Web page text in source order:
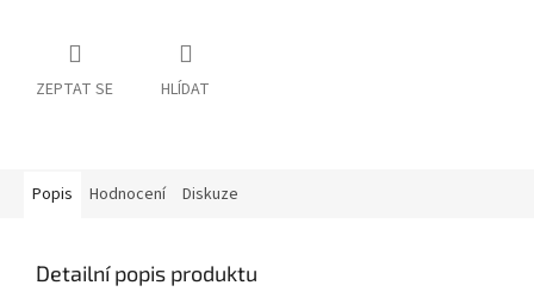
ZEPTAT SE HLÍDAT
Popis Hodnocení Diskuze
Detailní popis produktu